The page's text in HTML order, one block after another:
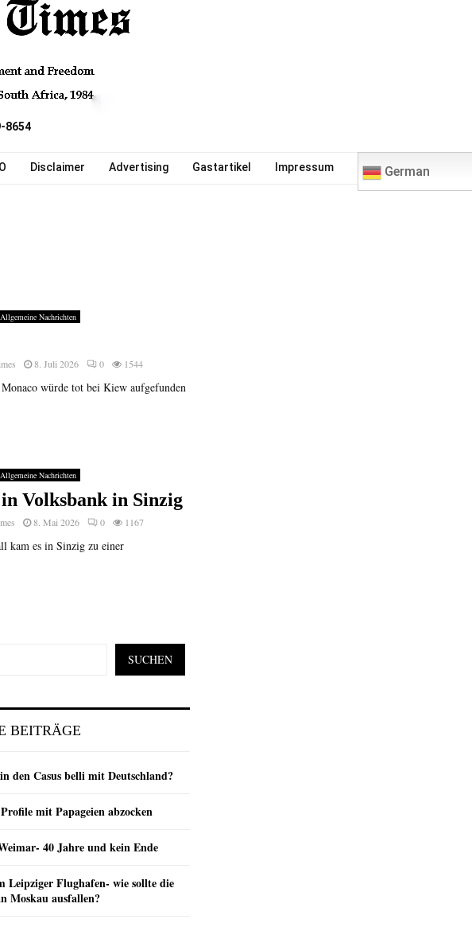
8654
Disclaimer Advertising Gastartikel Impressum German
Allgemeine Nachrichten
8. Juli 2026 0 1544
würde tot bei Kiew aufgefunden
Allgemeine Nachrichten
Volksbank in Sinzig
8. Mai 2026 0 1167
kam es in Sinzig zu einer
SUCHEN
BEITRÄGE
den Casus belli mit Deutschland?
mit Papageien abzocken
40 Jahre und kein Ende
Leipziger Flughafen- wie sollte die
Moskau ausfallen?